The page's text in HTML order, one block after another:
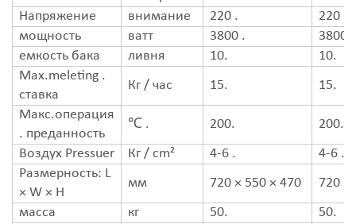
Напряжение
внимание 220 .
220 .
мощность
ватт 3800 .
3800 .
емкость бака
ливня 10.
10.
Max.meleting .
ставка
Кг / час 15.
15.
Макс.операция
. преданность
℃ . 200.
200.
Воздух Pressuer
Кг / cm² 4-6 .
4-6 .
Размерность: L
× W × H
мм 720 × 550 × 470
720 ×
масса
кг 50.
50.